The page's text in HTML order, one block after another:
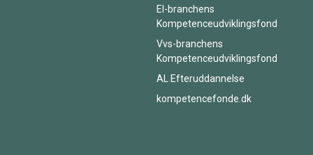
El-branchens
Kompetenceudviklingsfond
Vvs-branchens
Kompetenceudviklingsfond
AL Efteruddannelse
kompetencefonde.dk